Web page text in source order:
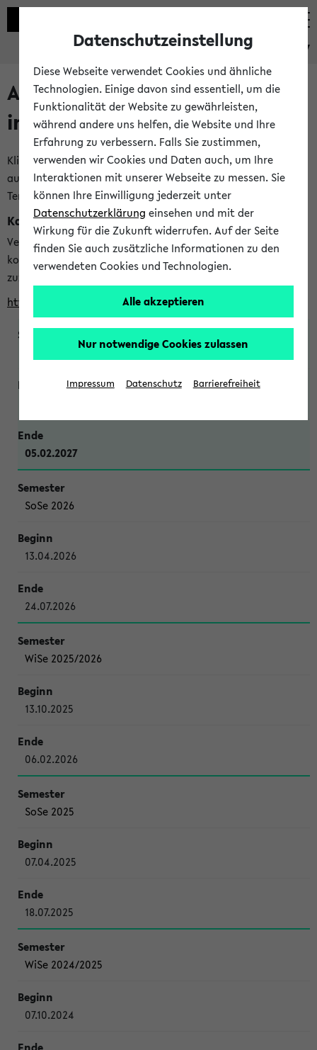
eKVV
Alle veröffentlichten Semester
im eKVV
Klicken Sie auf das Semester, welches Sie für Ihre Sitzung
auswählen möchten. Bitte beachten Sie auch die weiteren
Termine imKalender der Lehrplanung
Kalenderintegration
Verwenden Sie die folgende Adresse, um mit einer
kompatiblen Kalenderanwendung auf die Vorlesungszeiten
zuzugreifen (nähere Informationen
finden Sie hier
https://ekvv.uni-bielefeld.de/ws/calendar?vz
WiSe 2026/2027
05.02.2027
SoSe 2026
13.04.2026
24.07.2026
WiSe 2025/2026
13.10.2025
06.02.2026
SoSe 2025
07.04.2025
18.07.2025
WiSe 2024/2025
07.10.2024
Datenschutzeinstellung
Diese Webseite verwendet Cookies und ähnliche
Technologien. Einige davon sind essentiell, um die
Funktionalität der Website zu gewährleisten,
während andere uns helfen, die Website und Ihre
Erfahrung zu verbessern. Falls Sie zustimmen,
verwenden wir Cookies und Daten auch, um Ihre
Interaktionen mit unserer Webseite zu messen. Sie
können Ihre Einwilligung jederzeit unter
Datenschutzerklärung einsehen und mit der
Wirkung für die Zukunft widerrufen. Auf der Seite
finden Sie auch zusätzliche Informationen zu den
verwendeten Cookies und Technologien.
Alle akzeptieren
Nur notwendige Cookies zulassen
Impressum Datenschutz Barrierefreiheit